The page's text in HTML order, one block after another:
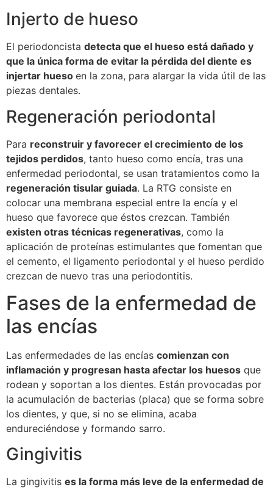
Injerto de hueso
El periodoncista detecta que el hueso está dañado y
que la única forma de evitar la pérdida del diente es
injertar hueso en la zona, para alargar la vida útil de las
piezas dentales.
Regeneración periodontal
Para reconstruir y favorecer el crecimiento de los
tejidos perdidos, tanto hueso como encía, tras una
enfermedad periodontal, se usan tratamientos como la
regeneración tisular guiada. La RTG consiste en
colocar una membrana especial entre la encía y el
hueso que favorece que éstos crezcan. También
existen otras técnicas regenerativas, como la
aplicación de proteínas estimulantes que fomentan que
el cemento, el ligamento periodontal y el hueso perdido
crezcan de nuevo tras una periodontitis.
Fases de la enfermedad de
las encías
Las enfermedades de las encías comienzan con
inflamación y progresan hasta afectar los huesos que
rodean y soportan a los dientes. Están provocadas por
la acumulación de bacterias (placa) que se forma sobre
los dientes, y que, si no se elimina, acaba
endureciéndose y formando sarro.
Gingivitis
La gingivitis es la forma más leve de la enfermedad de